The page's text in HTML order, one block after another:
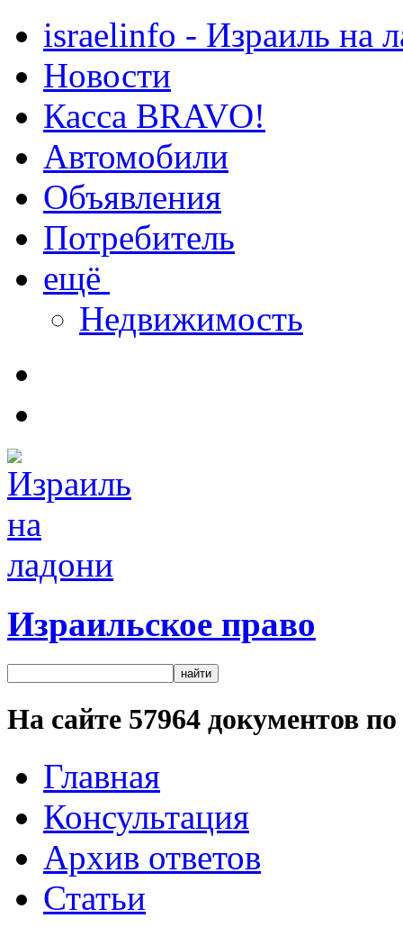
israelinfo - Израиль на
Новости
Касса BRAVO!
Автомобили
Объявления
Потребитель
ещё
Недвижимость
Израильское право
На сайте 57964 документов
Главная
Консультация
Архив ответов
Статьи